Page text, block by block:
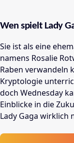
Wen spielt Lady
Sie ist als eine
namens Rosalie
Raben verwandeln
Kryptologie
doch Wednesday
Einblicke in die
Lady Gaga wirklich